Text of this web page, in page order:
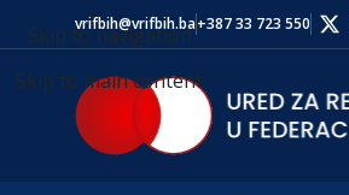
Skip to navigation
Skip to main content
vrifbih@vrifbih.ba+387 33 723 550